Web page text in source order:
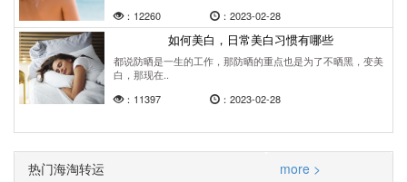
：12260
：2023-02-28
如何美白，日常美白习惯有哪些
都说防晒是一生的工作，那防晒的重点也是为了不晒黑，变美
白，那现在..
：11397
：2023-02-28
热门海淘转运 more >